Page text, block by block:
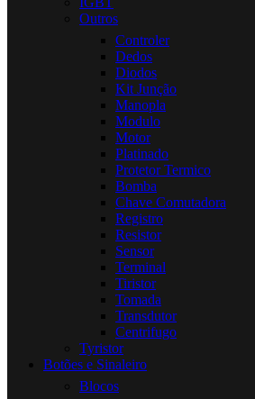
Outros
Controler
Dedos
Diodos
Kit Junção
Manopla
Modulo
Motor
Platinado
Protetor Termico
Bomba
Chave Comutadora
Registro
Resistor
Sensor
Terminal
Tiristor
Tomada
Transdutor
Centrifugo
Tyristor
Botões e Sinaleiro
Blocos